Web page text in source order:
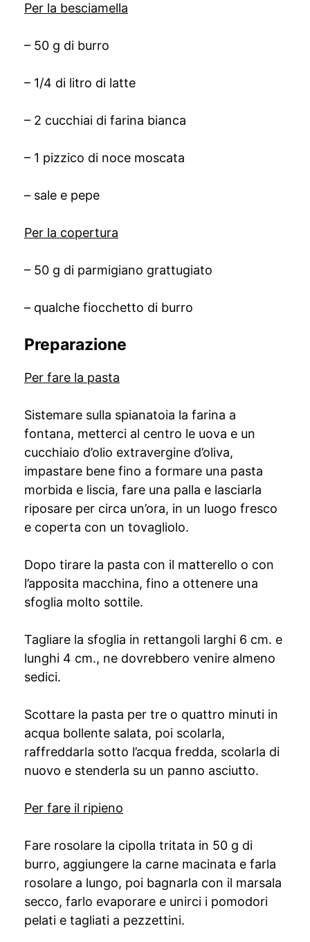
Per la besciamella
– 50 g di burro
– 1/4 di litro di latte
– 2 cucchiai di farina bianca
– 1 pizzico di noce moscata
– sale e pepe
Per la copertura
– 50 g di parmigiano grattugiato
– qualche fiocchetto di burro
Preparazione
Per fare la pasta
Sistemare sulla spianatoia la farina a
fontana, metterci al centro le uova e un
cucchiaio d’olio extravergine d’oliva,
impastare bene fino a formare una pasta
morbida e liscia, fare una palla e lasciarla
riposare per circa un’ora, in un luogo fresco
e coperta con un tovagliolo.
Dopo tirare la pasta con il matterello o con
l’apposita macchina, fino a ottenere una
sfoglia molto sottile.
Tagliare la sfoglia in rettangoli larghi 6 cm. e
lunghi 4 cm., ne dovrebbero venire almeno
sedici.
Scottare la pasta per tre o quattro minuti in
acqua bollente salata, poi scolarla,
raffreddarla sotto l’acqua fredda, scolarla di
nuovo e stenderla su un panno asciutto.
Per fare il ripieno
Fare rosolare la cipolla tritata in 50 g di
burro, aggiungere la carne macinata e farla
rosolare a lungo, poi bagnarla con il marsala
secco, farlo evaporare e unirci i pomodori
pelati e tagliati a pezzettini.